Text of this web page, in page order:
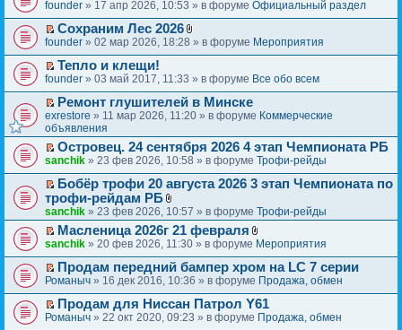
у
н
е
п
р
ч
и
т
а
н
н
о
м
у
с
о
о
б
щ
е
н
и
ю
в
о
м
н
е
р
о
ч
и
т
а
н
н
о
м
у
с
о
о
б
е
н
п
е
р
в
о
м
н
е
п
р
о
ч
и
т
а
н
н
о
м
у
с
о
о
б
й
т
и
к
п
е
р
в
о
м
у
н
е
р
о
ч
и
т
а
н
н
о
м
у
с
ж
е
н
и
я
П
е
р
е
й
т
и
к
п
е
р
в
о
м
у
н
е
п
р
о
ч
и
т
а
н
н
founder » 17 апр 2026, 10:53 » в форуме Официальный раздел
П
е
р
е
й
и
к
п
е
р
в
о
м
у
н
е
р
о
ч
и
т
Сохраним Лес 2026
В
л
ж
е
н
и
founder » 02 мар 2026, 18:28 » в форуме Мероприятия
П
е
р
е
й
т
и
к
п
е
р
в
о
м
н
е
р
о
Тепло и клещи!
founder » 03 май 2017, 11:33 » в форуме Все обо всем
П
е
р
е
й
т
и
к
п
е
р
в
о
м
н
е
Ремонт глушителей в Минске
exrestore » 11 мар 2026, 11:20 » в форуме Коммерческие
объявления
П
е
р
е
й
т
и
к
п
е
р
в
о
м
Островец. 24 сентября 2026 4 этап Чемпионата РБ
sanchik » 23 фев 2026, 10:58 » в форуме Трофи-рейды
П
е
р
е
й
т
и
к
п
е
р
Бобёр трофи 20 августа 2026 3 этап Чемпионата по
трофи-рейдам РБ
В
л
о
ж
е
н
и
я
sanchik » 23 фев 2026, 10:57 » в форуме Трофи-рейды
П
е
р
е
й
и
Масленица 2026г 21 февраля
В
л
о
ж
е
н
и
sanchik » 20 фев 2026, 11:30 » в форуме Мероприятия
П
е
р
е
Продам передний бампер хром на LC 7 серии
Романыч » 16 дек 2016, 10:36 » в форуме Продажа, обмен
П
Продам для Ниссан Патрол Y61
Романыч » 22 окт 2020, 09:23 » в форуме Продажа, обмен